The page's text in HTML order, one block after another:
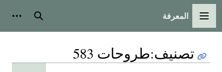
القائمة الرئيسية
المعرفة بحث
تصنيف:طروحات 583